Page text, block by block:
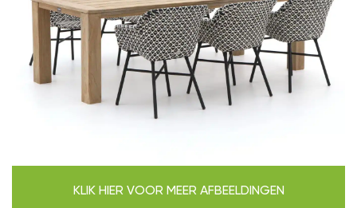
KLIK HIER VOOR MEER AFBEELDINGEN